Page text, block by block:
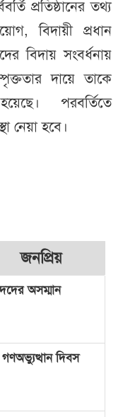
প্রতিষ্ঠানের তথ্য
বিদায়ী প্রধান
বিদায় সংবর্ধনায়
দায়ে তাকে
পরবর্তিতে
নেয়া হবে।
জনপ্রিয়
অসম্মান
দিবস